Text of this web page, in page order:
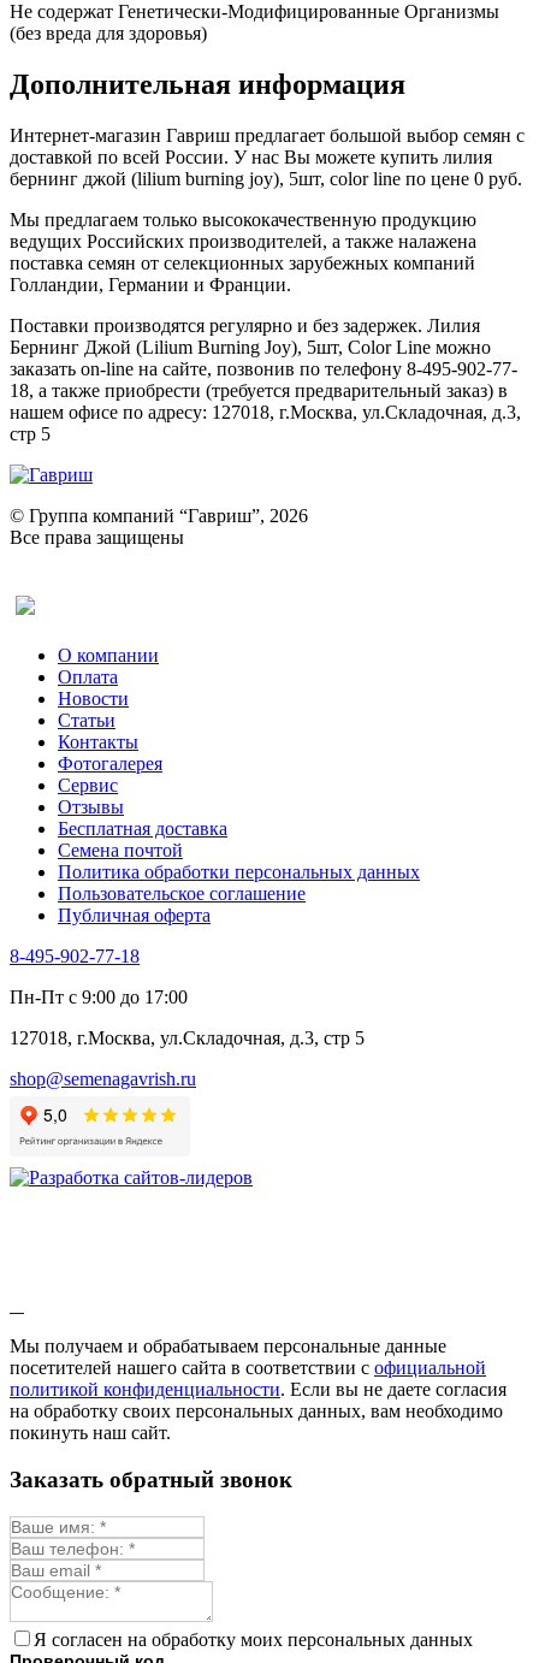
Не содержат Генетически-Модифицированные Организмы
(без вреда для здоровья)
Дополнительная информация
Интернет-магазин Гавриш предлагает большой выбор семян с
доставкой по всей России. У нас Вы можете купить лилия
бернинг джой (lilium burning joy), 5шт, color line по цене 0 руб.
Мы предлагаем только высококачественную продукцию
ведущих Российских производителей, а также налажена
поставка семян от селекционных зарубежных компаний
Голландии, Германии и Франции.
Поставки производятся регулярно и без задержек. Лилия
Бернинг Джой (Lilium Burning Joy), 5шт, Color Line можно
заказать on-line на сайте, позвонив по телефону 8-495-902-77-
18, а также приобрести (требуется предварительный заказ) в
нашем офисе по адресу: 127018, г.Москва, ул.Складочная, д.3,
стр 5
© Группа компаний “Гавриш”, 2026
Все права защищены
О компании
Оплата
Новости
Статьи
Контакты
Фотогалерея​
Сервис
Отзывы
Бесплатная доставка
Семена почтой
Политика обработки персональных данных
Пользовательское соглашение
Публичная оферта
8-495-902-77-18
Пн-Пт с 9:00 до 17:00
127018, г.Москва, ул.Складочная, д.3, стр 5
shop@semenagavrish.ru
Мы получаем и обрабатываем персональные данные
посетителей нашего сайта в соответствии с официальной
политикой конфиденциальности. Если вы не даете согласия
на обработку своих персональных данных, вам необходимо
покинуть наш сайт.
Заказать обратный звонок
Я согласен на обработку моих персональных данных